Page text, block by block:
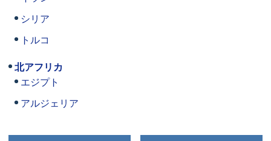
シリア
トルコ
北アフリカ
エジプト
アルジェリア